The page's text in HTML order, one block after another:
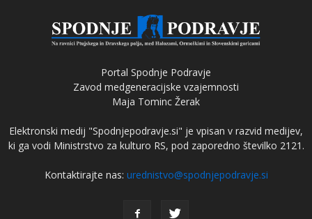
Portal Spodnje Podravje
Zavod medgeneracijske vzajemnosti
Maja Tominc Žerak
Elektronski medij "Spodnjepodravje.si" je vpisan v razvid medijev,
ki ga vodi Ministrstvo za kulturo RS, pod zaporedno številko 2121.
Kontaktirajte nas: urednistvo@spodnjepodravje.si